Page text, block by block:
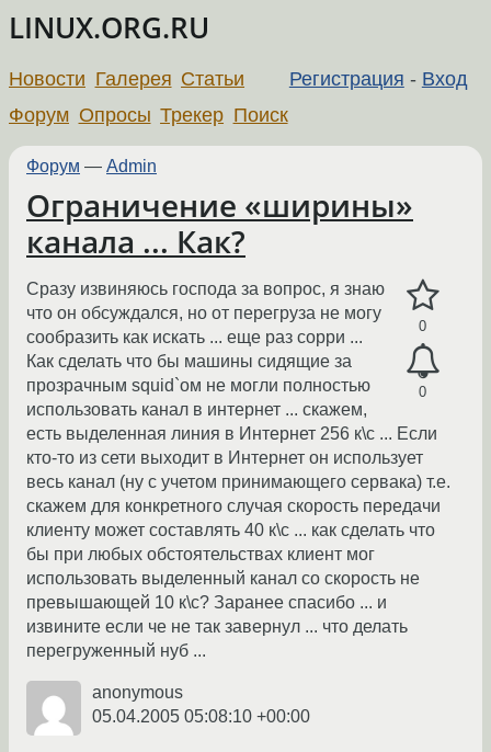
LINUX.ORG.RU
Регистрация - Вход
Новости Галерея Статьи
Форум Опросы Трекер Поиск
Форум — Admin
Ограничение «ширины»
канала ... Как?
0
0
Сразу извиняюсь господа за вопрос, я знаю
что он обсуждался, но от перегруза не могу
сообразить как искать ... еще раз сорри ...
Как сделать что бы машины сидящие за
прозрачным squid`ом не могли полностью
использовать канал в интернет ... скажем,
есть выделенная линия в Интернет 256 к\с ... Если
кто-то из сети выходит в Интернет он использует
весь канал (ну с учетом принимающего сервака) т.е.
скажем для конкретного случая скорость передачи
клиенту может составлять 40 к\с ... как сделать что
бы при любых обстоятельствах клиент мог
использовать выделенный канал со скорость не
превышающей 10 к\с? Заранее спасибо ... и
извините если че не так завернул ... что делать
перегруженный нуб ...
anonymous
05.04.2005 05:08:10 +00:00